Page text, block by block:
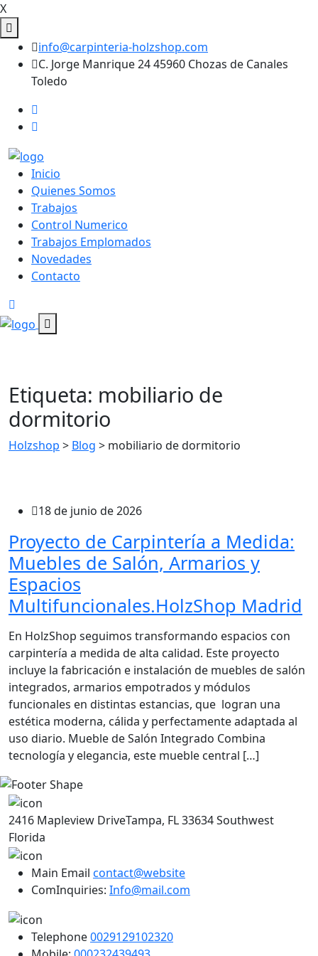
X
info@carpinteria-holzshop.com
C. Jorge Manrique 24 45960 Chozas de Canales
Toledo
Inicio
Quienes Somos
Trabajos
Control Numerico
Trabajos Emplomados
Novedades
Contacto
Etiqueta: mobiliario de
dormitorio
Holzshop > Blog > mobiliario de dormitorio
18 de junio de 2026
Proyecto de Carpintería a Medida:
Muebles de Salón, Armarios y
Espacios
Multifuncionales.HolzShop Madrid
En HolzShop seguimos transformando espacios con
carpintería a medida de alta calidad. Este proyecto
incluye la fabricación e instalación de muebles de salón
integrados, armarios empotrados y módulos
funcionales en distintas estancias, que logran una
estética moderna, cálida y perfectamente adaptada al
uso diario. Mueble de Salón Integrado Combina
tecnología y elegancia, este mueble central […]
2416 Mapleview DriveTampa, FL 33634 Southwest
Florida
Main Email contact@website
ComInquiries: Info@mail.com
Telephone0029129102320